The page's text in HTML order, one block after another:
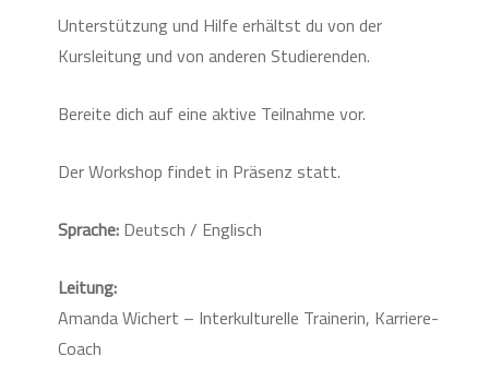
Unterstützung und Hilfe erhältst du von der
Kursleitung und von anderen Studierenden.
Bereite dich auf eine aktive Teilnahme vor.
Der Workshop findet in Präsenz statt.
Sprache:Deutsch / Englisch
Leitung:
Amanda Wichert – Interkulturelle Trainerin, Karriere-
Coach